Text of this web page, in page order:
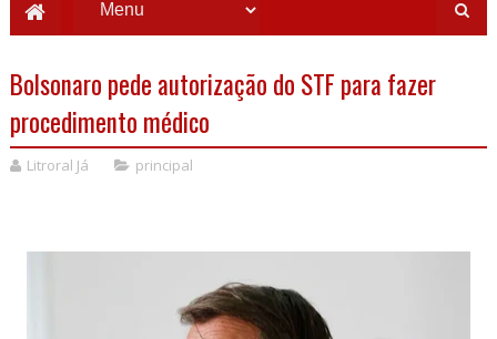
Bolsonaro pede autorização do STF para fazer
procedimento médico
Litroral Já principal